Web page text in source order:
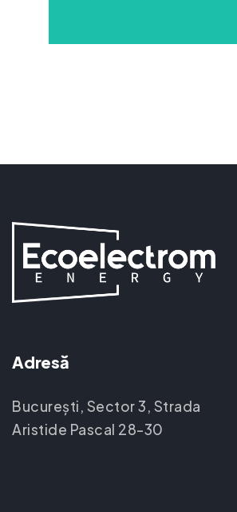
Adresă
București, Sector 3, Strada
Aristide Pascal 28-30